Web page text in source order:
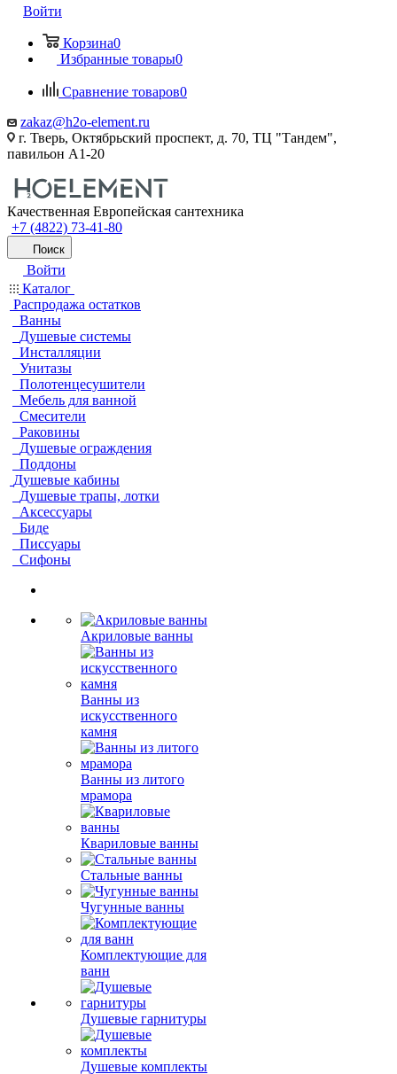
Войти
Корзина0
Избранные товары0
Сравнение товаров0
zakaz@h2o-element.ru
г. Тверь, Октябрьский проспект, д. 70, ТЦ "Тандем",
павильон А1-20
Качественная Европейская сантехника
+7 (4822) 73-41-80
Поиск
Войти
Каталог
Распродажа остатков
Ванны
Душевые системы
Инсталляции
Унитазы
Полотенцесушители
Мебель для ванной
Смесители
Раковины
Душевые ограждения
Поддоны
Душевые кабины
Душевые трапы, лотки
Аксессуары
Биде
Писсуары
Сифоны
Акриловые ванны
Ванны из
искусственного
камня
Ванны из литого
мрамора
Квариловые ванны
Стальные ванны
Чугунные ванны
Комплектующие для
ванн
Душевые гарнитуры
Душевые комплекты